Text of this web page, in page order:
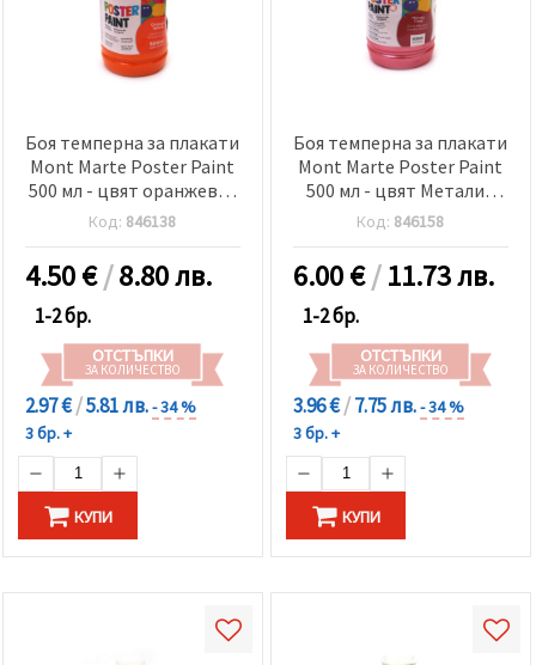
Боя темперна за плакати
Mont Marte Poster Paint
500 мл - цвят оранжево-
жълта
Код: 846138
4.50€/8.80 лв.
1-2 бр.
ОТСТЪПКИ
ЗА КОЛИЧЕСТВО
2.97 €/5.81 лв.- 34 %
3 бр. +
КУПИ
Боя темперна за плакати
Mont Marte Poster Paint
500 мл - цвят Металик
Корал
Код: 846158
6.00€/11.73 лв.
1-2 бр.
ОТСТЪПКИ
ЗА КОЛИЧЕСТВО
3.96 €/7.75 лв.- 34 %
3 бр. +
КУПИ